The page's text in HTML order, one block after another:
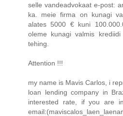
selle vandeadvokaat e-post:
ka. meie firma on kunagi
alates 5000 € kuni
oleme kunagi valmis
tehing.
Attention !!!
my name is Mavis Carlos, i
loan lending company in
interested rate, if you are